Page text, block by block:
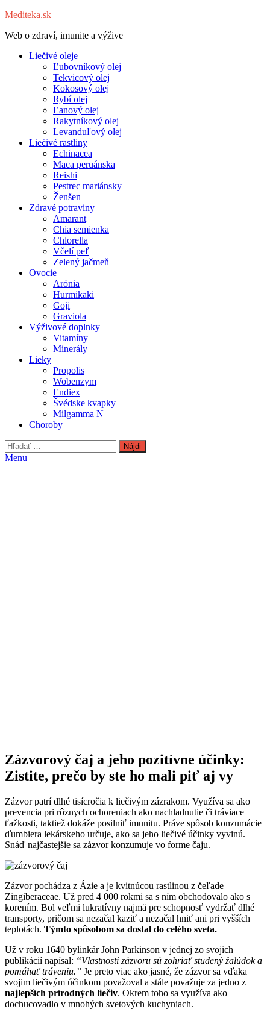
Mediteka.sk
Web o zdraví, imunite a výžive
Liečivé oleje
Ľubovníkový olej
Tekvicový olej
Kokosový olej
Rybí olej
Ľanový olej
Rakytníkový olej
Levanduľový olej
Liečivé rastliny
Echinacea
Maca peruánska
Reishi
Pestrec mariánsky
Ženšen
Zdravé potraviny
Amarant
Chia semienka
Chlorella
Včelí peľ
Zelený jačmeň
Ovocie
Arónia
Hurmikaki
Goji
Graviola
Výživové doplnky
Vitamíny
Minerály
Lieky
Propolis
Wobenzym
Endiex
Švédske kvapky
Milgamma N
Choroby
Hľadať:
Menu
Zázvorový čaj a jeho pozitívne účinky:
Zistite, prečo by ste ho mali piť aj vy
Zázvor patrí dlhé tisícročia k liečivým zázrakom. Využíva sa ako
prevencia pri rôznych ochoreniach ako nachladnutie či tráviace
ťažkosti, taktiež dokáže posilniť imunitu. Práve spôsob konzumácie
ďumbiera lekárskeho určuje, ako sa jeho liečivé účinky vyvinú.
Snáď najčastejšie sa zázvor konzumuje vo forme čaju.
Zázvor pochádza z Ázie a je kvitnúcou rastlinou z čeľade
Zingiberaceae. Už pred 4 000 rokmi sa s ním obchodovalo ako s
korením. Bol veľmi lukratívny najmä pre schopnosť vydržať dlhé
transporty, pričom sa nezačal kaziť a nezačal hniť ani pri vyšších
teplotách. Týmto spôsobom sa dostal do celého sveta.
Už v roku 1640 bylinkár John Parkinson v jednej zo svojich
publikácií napísal: “Vlastnosti zázvoru sú zohriať studený žalúdok a
pomáhať tráveniu.” Je preto viac ako jasné, že zázvor sa vďaka
svojim liečivým účinkom považoval a stále považuje za jedno z
najlepších prírodných liečiv. Okrem toho sa využíva ako
dochucovadlo v mnohých svetových kuchyniach.